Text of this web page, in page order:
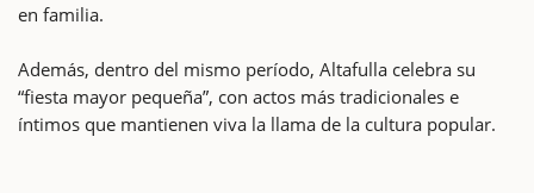
en familia.
Además, dentro del mismo período, Altafulla celebra su
“fiesta mayor pequeña”, con actos más tradicionales e
íntimos que mantienen viva la llama de la cultura popular.